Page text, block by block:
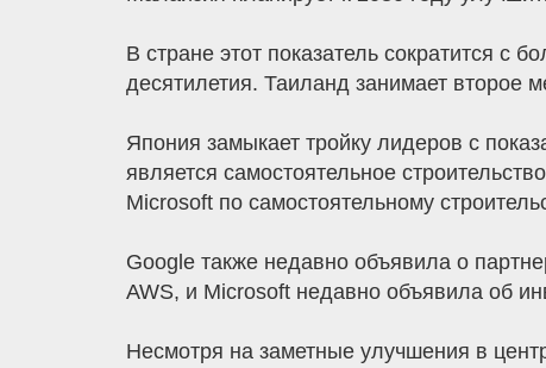
В стране этот показатель сократится с
десятилетия. Таиланд занимает второе
Япония замыкает тройку лидеров с
является самостоятельное
Microsoft по самостоятельному
Google также недавно объявила о
AWS, и Microsoft недавно объявила об
Несмотря на заметные улучшения в